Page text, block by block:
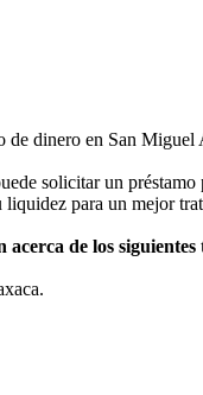
de dinero en San Miguel
solicitar un
liquidez para un mejor
de los siguientes